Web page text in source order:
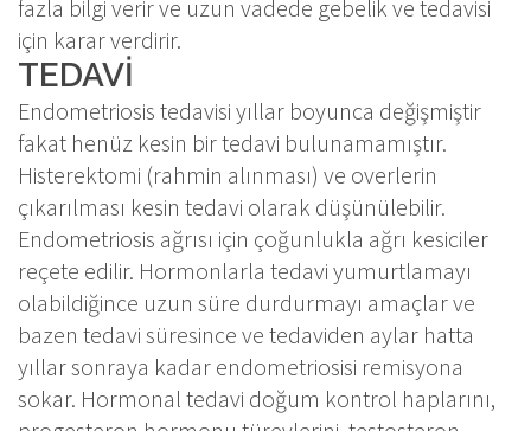
fazla bilgi verir ve uzun vadede gebelik ve tedavisi
için karar verdirir.
TEDAVİ
Endometriosis tedavisi yıllar boyunca değişmiştir
fakat henüz kesin bir tedavi bulunamamıştır.
Histerektomi (rahmin alınması) ve overlerin
çıkarılması kesin tedavi olarak düşünülebilir.
Endometriosis ağrısı için çoğunlukla ağrı kesiciler
reçete edilir. Hormonlarla tedavi yumurtlamayı
olabildiğince uzun süre durdurmayı amaçlar ve
bazen tedavi süresince ve tedaviden aylar hatta
yıllar sonraya kadar endometriosisi remisyona
sokar. Hormonal tedavi doğum kontrol haplarını,